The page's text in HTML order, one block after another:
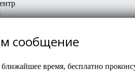
сообщение
время, бесплатно